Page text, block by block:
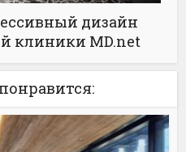
дизайн
клиники MD.net